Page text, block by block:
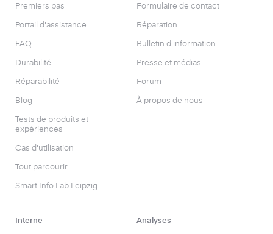
Premiers pas
Portail d'assistance
FAQ
Durabilité
Réparabilité
Blog
Tests de produits et
expériences
Cas d'utilisation
Tout parcourir
Smart Info Lab Leipzig
Formulaire de contact
Réparation
Bulletin d'information
Presse et médias
Forum
À propos de nous
Interne Analyses